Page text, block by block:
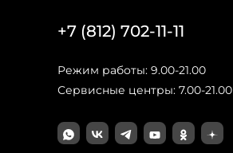
+7 (812) 702-11-11
Режим работы: 9.00-21.00
Сервисные центры: 7.00-21.00